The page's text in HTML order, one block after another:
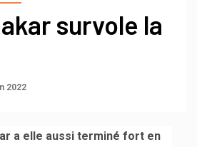
survole la
2022
a elle aussi terminé fort en